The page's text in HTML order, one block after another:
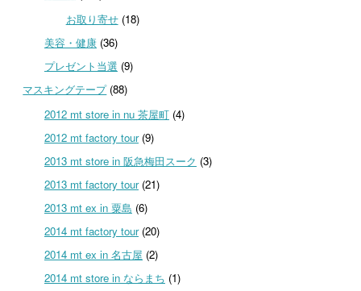
お取り寄せ(18)
美容・健康(36)
プレゼント当選 (9)
マスキングテープ(88)
2012 mt store in nu 茶屋町(4)
2012 mt factory tour(9)
2013 mt store in 阪急梅田スーク (3)
2013 mt factory tour(21)
2013 mt ex in 粟島 (6)
2014 mt factory tour(20)
2014 mt ex in 名古屋 (2)
2014 mt store in ならまち (1)